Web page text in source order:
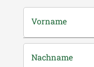
Vorname
Nachname